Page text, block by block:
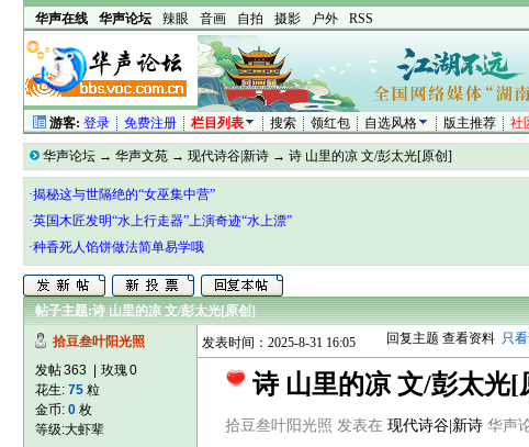
华声在线 华声论坛 辣眼 音画 自拍 摄影 户外 RSS
游客: 登录 免费注册 栏目列表 搜索 领红包 自选风格 版主推荐 社
华声论坛→ 华声文苑→ 现代诗谷|新诗→ 诗 山里的凉 文/彭太光[原创]
·揭秘这与世隔绝的“女巫集中营”
·英国木匠发明“水上行走器”上演奇迹“水上漂”
·种香死人馅饼做法简单易学哦
帖子主题:诗 山里的凉 文/彭太光[原创]
拾豆叁叶阳光照
发帖363 玫瑰0
花生: 75粒
金币: 0枚
等级:大虾辈
发表时间：2025-8-31 16:05 回复主题 查看资料 只
诗 山里的凉 文/彭太光[
拾豆叁叶阳光照 发表在 现代诗谷|新诗 华声